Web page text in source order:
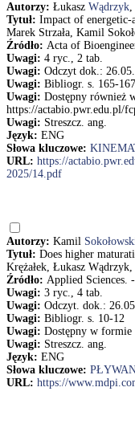
Autorzy: Łukasz Wądrzyk,
Tytuł: Impact of energetic-
Marek Strzała, Kamil
Źródło: Acta of
Uwagi: 4 ryc., 2 tab.
Uwagi: Odczyt dok.:
Uwagi: Bibliogr. s. 165-167
Uwagi: Dostępny również
https://actabio.pwr.edu.pl/
Uwagi: Streszcz. ang.
Język: ENG
Słowa kluczowe:
URL: https://
2025/14.pdf
Autorzy: Kamil
Tytuł: Does higher
Krężałek, Łukasz
Źródło: Applied Sciences.
Uwagi: 3 ryc., 4 tab.
Uwagi: Odczyt. dok.:
Uwagi: Bibliogr. s. 10-12
Uwagi: Dostępny w formie
Uwagi: Streszcz. ang.
Język: ENG
Słowa kluczowe:
URL: https://